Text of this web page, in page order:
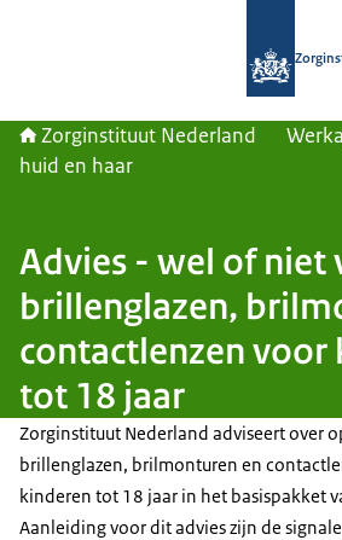
Zorginstituut Nederland
huid en haar
Advies - wel of niet
brillenglazen,
contactlenzen voor
tot 18 jaar
Zorginstituut Nederland adviseert over
brillenglazen, brilmonturen en
kinderen tot 18 jaar in het basispakket
Aanleiding voor dit advies zijn de